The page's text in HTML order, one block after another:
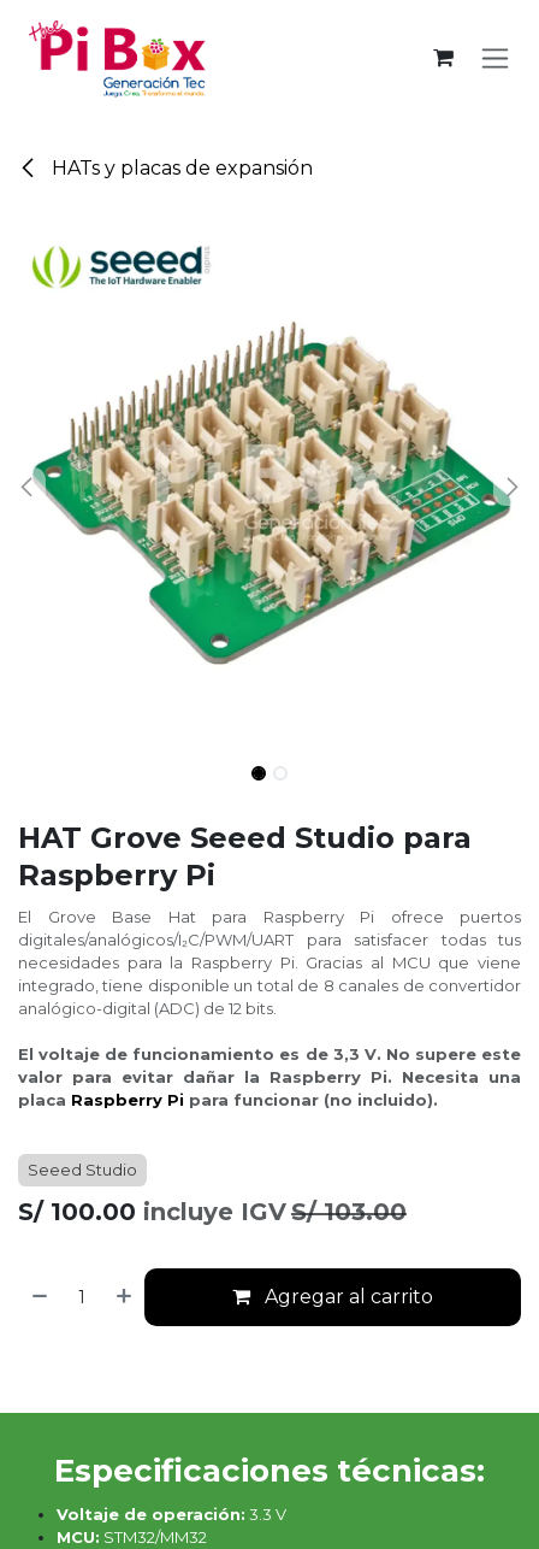
HATs y placas de expansión
HAT Grove Seeed Studio para
Raspberry Pi
El Grove Base Hat para Raspberry Pi ofrece puertos
digitales/analógicos/I₂C/PWM/UART para satisfacer todas tus
necesidades para la Raspberry Pi. Gracias al MCU que viene
integrado, tiene disponible un total de 8 canales de convertidor
analógico-digital (ADC) de 12 bits.
El voltaje de funcionamiento es de 3,3 V. No supere este
valor para evitar dañar la Raspberry Pi. Necesita una
placa Raspberry Pi para funcionar (no incluido).
Seeed Studio
S/ 100.00 incluye IGVS/103.00
Agregar al carrito
Especificaciones técnicas:
Voltaje de operación: 3.3 V
MCU: STM32/MM32